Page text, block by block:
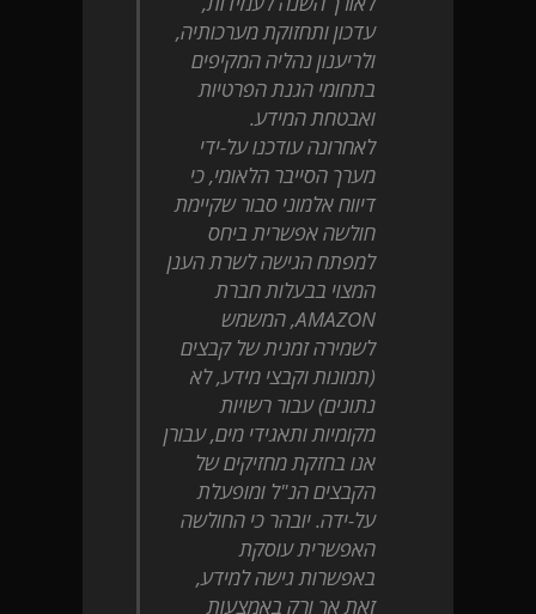
עדכון ותחזוקת מערכותיה,
ולריענון נהליה המקיפים
בתחומי הגנת הפרטיות
ואבטחת המידע.
לאחרונה עודכנו על-ידי
מערך הסייבר הלאומי, כי
דיווח אלמוני סבור שקיימת
חולשה אפשרית ביחס
למפתח הגישה לשרת הענן
המצוי בבעלות חברת
AMAZON, המשמש
לשמירה זמנית של קבצים
(תמונות וקבצי מידע, לא
נתונים) עבור רשויות
מקומיות ותאגידי מים, עבורן
אנו בחזקת מחזיקים של
הקבצים הנ"ל ומופעלת
על-ידה. יובהר כי החולשה
האפשרית עוסקת
באפשרות גישה למידע,
זאת אך ורק באמצעות